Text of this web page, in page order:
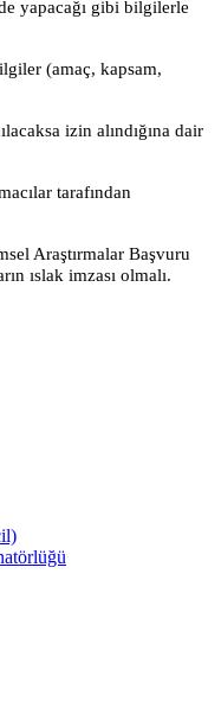
yapacağı gibi bilgilerle
(amaç, kapsam,
izin alındığına dair
tarafından
Araştırmalar Başvuru
ıslak imzası olmalı.